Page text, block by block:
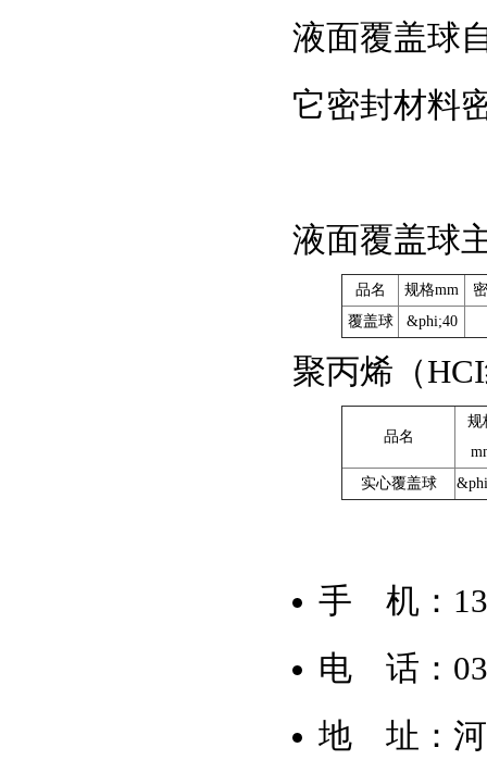
液面覆盖球
它密封材料
液面覆盖球
品名 规格mm
覆盖球
&phi;40
聚丙烯（
品名
规
实心覆盖球
手 机：
电 话：
地 址：河